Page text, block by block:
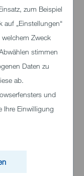
zum Beispiel
„Einstellungen“
Zweck
stimmen
Daten zu
ab.
und
Ihre Einwilligung